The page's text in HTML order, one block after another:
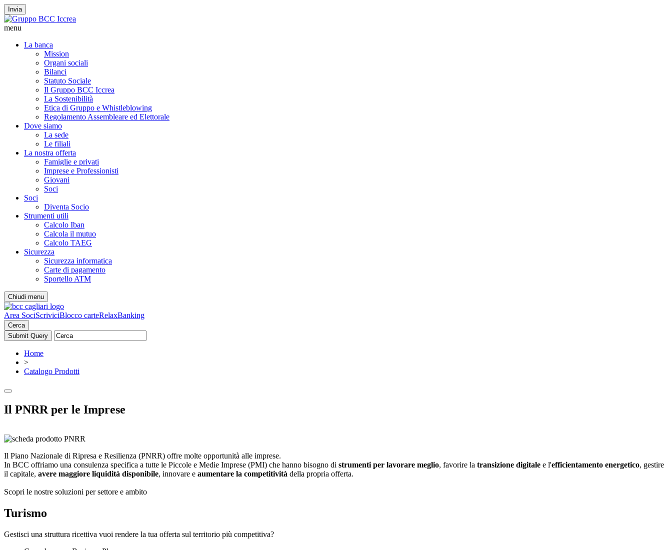
Invia
menu
La banca
Mission
Organi sociali
Bilanci
Statuto Sociale
Il Gruppo BCC Iccrea
La Sostenibilità
Etica di Gruppo e Whistleblowing
Regolamento Assembleare ed Elettorale
Dove siamo
La sede
Le filiali
La nostra offerta
Famiglie e privati
Imprese e Professionisti
Giovani
Soci
Soci
Diventa Socio
Strumenti utili
Calcolo Iban
Calcola il mutuo
Calcolo TAEG
Sicurezza
Sicurezza informatica
Carte di pagamento
Sportello ATM
Chiudi menu
Area SociScriviciBlocco carteRelaxBanking
Cerca
Home
>
Catalogo Prodotti
Il PNRR per le Imprese
Il Piano Nazionale di Ripresa e Resilienza (PNRR) offre molte opportunità alle imprese.
In BCC offriamo una consulenza specifica a tutte le Piccole e Medie Imprese (PMI) che hanno bisogno di strumenti per lavorare meglio, favorire la transizione digitale e l'efficientamento energetico, gestire
il capitale, avere maggiore liquidità disponibile, innovare e aumentare la competitività della propria offerta.
Scopri le nostre soluzioni per settore e ambito
Turismo
Gestisci una struttura ricettiva vuoi rendere la tua offerta sul territorio più competitiva?